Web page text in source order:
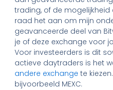
trading, of de
raad het aan om mijn
geavanceerde deel van
je of deze exchange voor
Voor investeerders is dit
actieve daytraders is het
andere exchange te
bijvoorbeeld MEXC.